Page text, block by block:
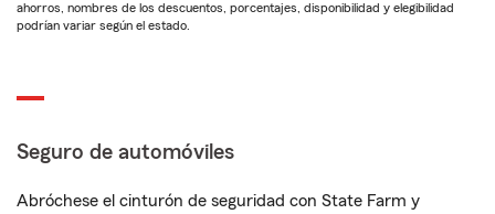
ahorros, nombres de los descuentos, porcentajes, disponibilidad y elegibilidad
podrían variar según el estado.
Seguro de automóviles
Abróchese el cinturón de seguridad con State Farm y